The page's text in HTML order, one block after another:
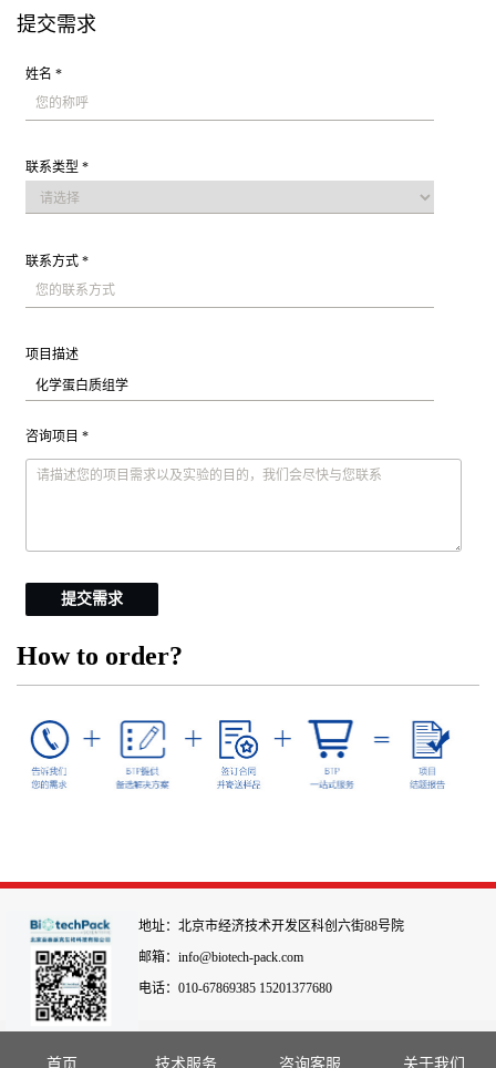
提交需求
姓名 *
联系类型 *
联系方式 *
项目描述
咨询项目 *
提交需求
How to order?
地址：北京市经济技术开发区科创六街88号院
邮箱：info@biotech-pack.com
电话：010-67869385 15201377680
首页 技术服务 咨询客服 关于我们